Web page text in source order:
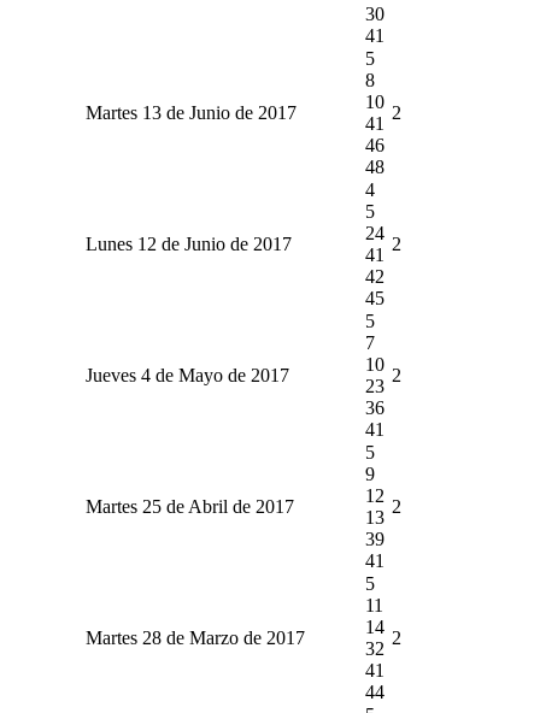
30
41
Martes 13 de Junio de 2017
5
8
10
41
46
48
2
Lunes 12 de Junio de 2017
4
5
24
41
42
45
2
Jueves 4 de Mayo de 2017
5
7
10
23
36
41
2
Martes 25 de Abril de 2017
5
9
12
13
39
41
2
Martes 28 de Marzo de 2017
5
11
14
32
41
44
2